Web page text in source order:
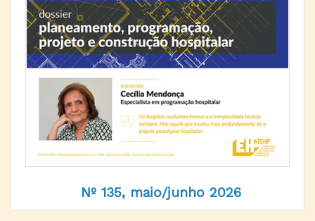
Nº 135, maio/junho 2026